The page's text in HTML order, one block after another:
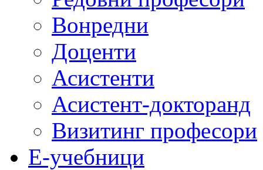
Вонредни
Доценти
Асистенти
Асистент-докторанд
Визитинг професори
Е-учебници